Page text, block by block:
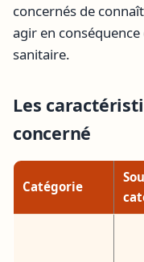
concernés de
agir en
sanitaire.
Les
concerné
Catégorie